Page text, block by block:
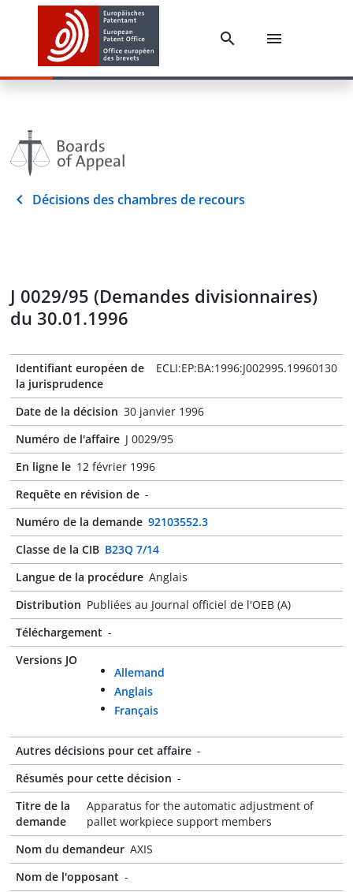
Décisions des chambres de recours
J 0029/95 (Demandes divisionnaires)
du 30.01.1996
Identifiant européen de
la jurisprudence
ECLI:EP:BA:1996:J002995.19960130
Date de la décision 30 janvier 1996
Numéro de l'affaire J 0029/95
En ligne le 12 février 1996
Requête en révision de -
Numéro de la demande 92103552.3
Classe de la CIB B23Q 7/14
Langue de la procédure Anglais
Distribution Publiées au Journal officiel de l'OEB (A)
Téléchargement -
Versions JO
Allemand
Anglais
Français
Autres décisions pour cet affaire -
Résumés pour cette décision -
Titre de la
demande
Apparatus for the automatic adjustment of
pallet workpiece support members
Nom du demandeur AXIS
Nom de l'opposant -